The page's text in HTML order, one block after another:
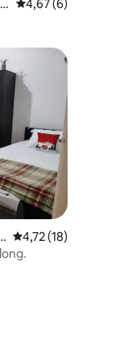
: 4,78 sur 5
Évaluation moyenne
4,67 (6)
Évaluation moyenne
4,72 (18)